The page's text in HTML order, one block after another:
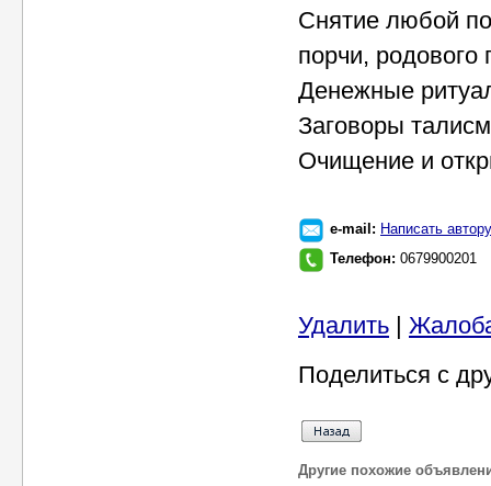
Снятие любой
порчи, родового
Денежные
Заговоры
Очищение и
e-mail: Написать автору
Телефон: 0679900201
Удалить |
Поделиться с
Другие похожие